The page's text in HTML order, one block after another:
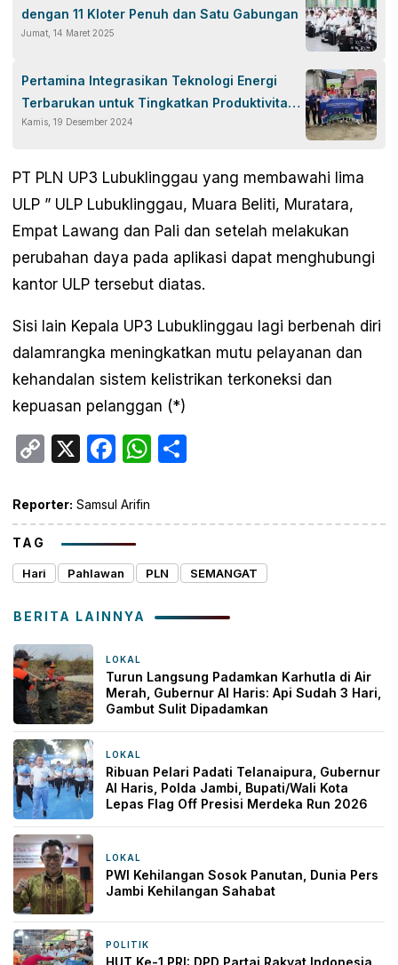
dengan 11 Kloter Penuh dan Satu Gabungan
Jumat, 14 Maret 2025
Pertamina Integrasikan Teknologi Energi
Terbarukan untuk Tingkatkan Produktivitas
UMKM
Kamis, 19 Desember 2024
PT PLN UP3 Lubuklinggau yang membawahi lima
ULP ” ULP Lubuklinggau, Muara Beliti, Muratara,
Empat Lawang dan Pali dan setelah melakukan
perubahan daya pada aplikasi dapat menghubungi
kantor ULP tersebut diatas.
Sisi lain Kepala UP3 Lubuklinggau lagi berbenah diri
dalamrangka meningkatkan mutu pelayanan dan
kehandalan sistem kelistrikan terkoneksi dan
kepuasan pelanggan (*)
Copy
X Facebook
WhatsApp
Reporter: Samsul Arifin
TAG
Hari Pahlawan PLN SEMANGAT
BERITA LAINNYA
LOKAL
Turun Langsung Padamkan Karhutla di Air
Merah, Gubernur Al Haris: Api Sudah 3 Hari,
Gambut Sulit Dipadamkan
LOKAL
Ribuan Pelari Padati Telanaipura, Gubernur
Al Haris, Polda Jambi, Bupati/Wali Kota
Lepas Flag Off Presisi Merdeka Run 2026
LOKAL
PWI Kehilangan Sosok Panutan, Dunia Pers
Jambi Kehilangan Sahabat
POLITIK
HUT Ke-1 PRI: DPD Partai Rakyat Indonesia